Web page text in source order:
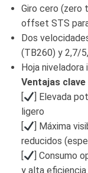
Giro cero (zero
offset STS
Dos
(TB260) y 2,7/
Hoja
Ventajas clave
[
] Elevada
ligero
[
] Máxima
reducidos
[
] Consumo
y alta eficiencia